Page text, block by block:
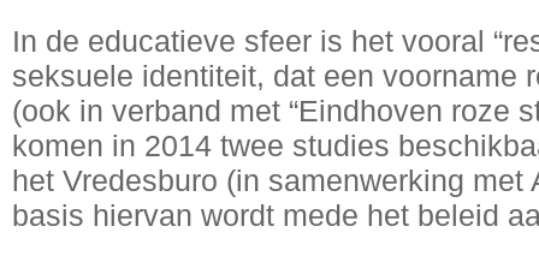
In de educatieve sfeer is het vooral
seksuele identiteit, dat een voorname
(ook in verband met “Eindhoven roze
komen in 2014 twee studies
het Vredesburo (in samenwerking met
basis hiervan wordt mede het beleid